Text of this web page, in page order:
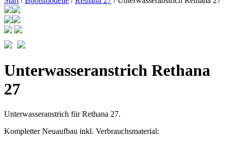
Unterwasseranstrich Rethana
27
Unterwasseranstrich für Rethana 27.
Kompletter Neuaufbau inkl. Verbrauchsmaterial: